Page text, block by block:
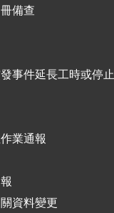
備查
事件延長工時或停止
業通報
資料變更